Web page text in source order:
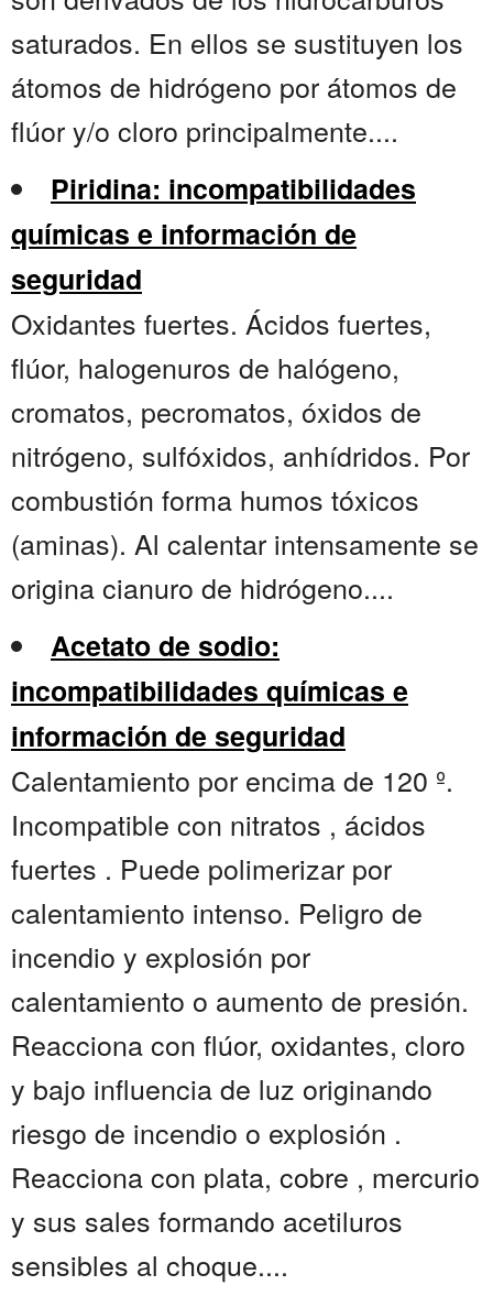
saturados. En ellos se sustituyen los
átomos de hidrógeno por átomos de
flúor y/o cloro principalmente....
Piridina: incompatibilidades
químicas e información de
seguridad
Oxidantes fuertes. Ácidos fuertes,
flúor, halogenuros de halógeno,
cromatos, pecromatos, óxidos de
nitrógeno, sulfóxidos, anhídridos. Por
combustión forma humos tóxicos
(aminas). Al calentar intensamente se
origina cianuro de hidrógeno....
Acetato de sodio:
incompatibilidades químicas e
información de seguridad
Calentamiento por encima de 120 º.
Incompatible con nitratos , ácidos
fuertes . Puede polimerizar por
calentamiento intenso. Peligro de
incendio y explosión por
calentamiento o aumento de presión.
Reacciona con flúor, oxidantes, cloro
y bajo influencia de luz originando
riesgo de incendio o explosión .
Reacciona con plata, cobre , mercurio
y sus sales formando acetiluros
sensibles al choque....